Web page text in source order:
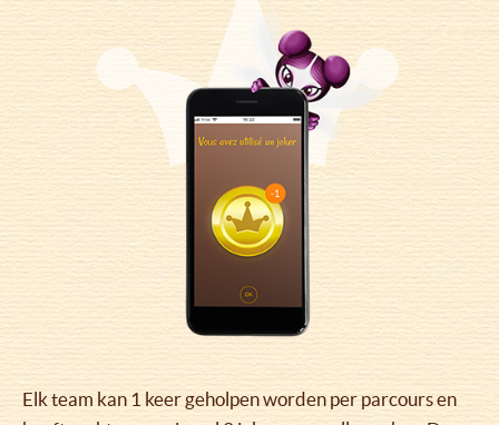
Elk team kan 1 keer geholpen worden per parcours en